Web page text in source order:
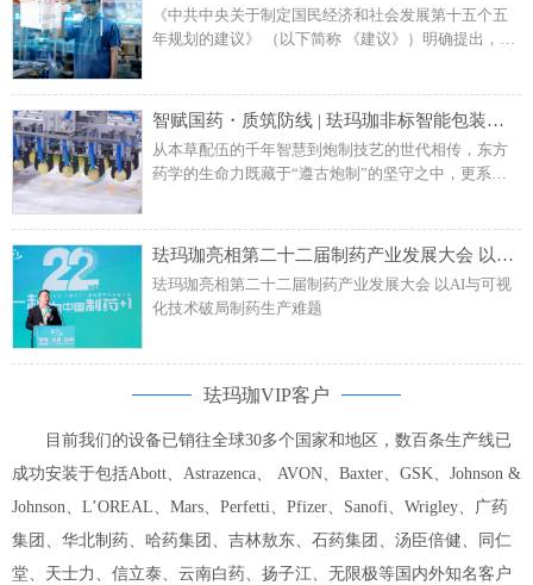
《中共中央关于制定国民经济和社会发展第十五个五
年规划的建议》 （以下简称 《建议》）明确提出，要
质升级。
智赋国药・质筑防线 | 珐玛珈非标智能包装线携手百年药企把控品质终关
从本草配伍的千年智慧到炮制技艺的世代相传，东方
药学的生命力既藏于“遵古炮制”的坚守之中，更系
化解决方案，为某百年药企匠心产品安宫牛黄丸打造
定制包装产线，以技术服务破解传统包装痛点，实现
生产效率与产品质量双重突破。
珐玛珈亮相第二十二届制药产业发展大会 以AI与可视化技术破局制药生产难题
珐玛珈亮相第二十二届制药产业发展大会 以AI与可视
化技术破局制药生产难题
珐玛珈VIP客户
目前我们的设备已销往全球30多个国家和地区，数百条生产线已
成功安装于包括Abott、Astrazenca、 AVON、Baxter、GSK、Johnson &
Johnson、L’OREAL、Mars、Perfetti、Pfizer、Sanofi、Wrigley、广药
集团、华北制药、哈药集团、吉林敖东、石药集团、汤臣倍健、同仁
堂、天士力、信立泰、云南白药、扬子江、无限极等国内外知名客户